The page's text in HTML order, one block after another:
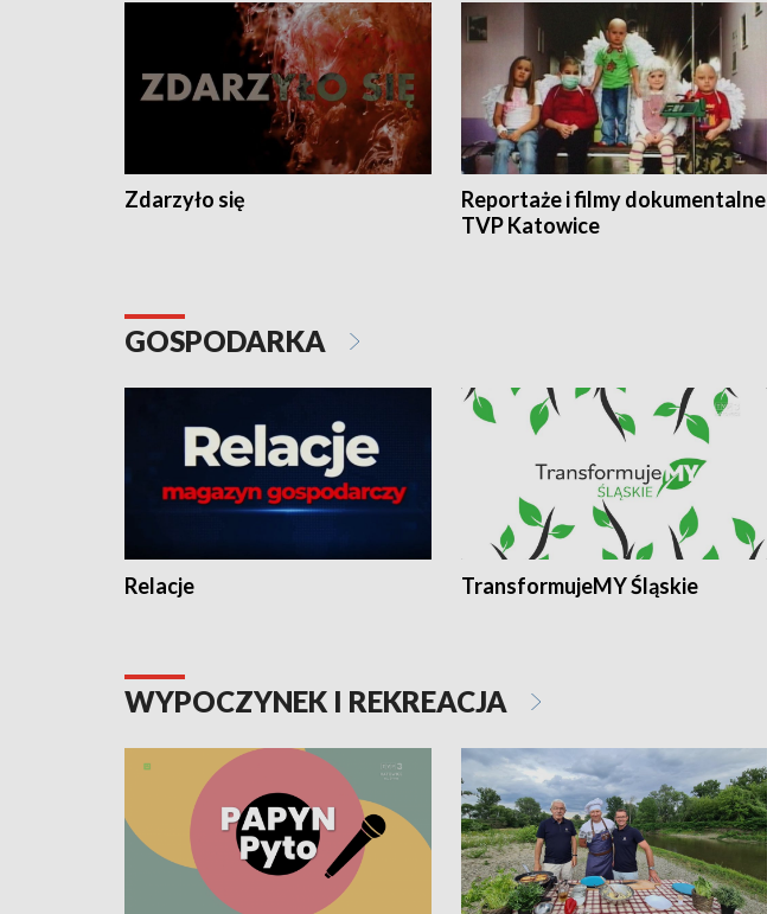
Zdarzyło się
Reportaże i filmy dokumentalne
TVP Katowice
GOSPODARKA
Relacje TransformujeMY Śląskie
WYPOCZYNEK I REKREACJA